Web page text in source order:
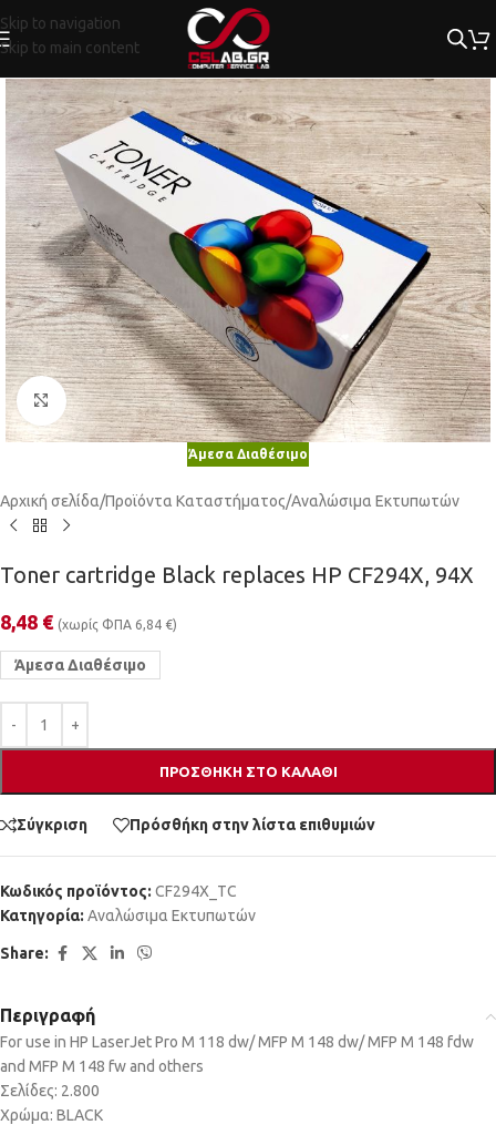
Skip to navigation
Skip to main content
Κλικ για μεγέθυνση
Άμεσα Διαθέσιμο
Αρχική σελίδα/Προϊόντα Καταστήματος/Αναλώσιμα Εκτυπωτών
Toner cartridge Black replaces HP CF294X, 94X
8,48 € (χωρίς ΦΠΑ 6,84 €)
Άμεσα Διαθέσιμο
ΠΡΟΣΘΉΚΗ ΣΤΟ ΚΑΛΆΘΙ
Σύγκριση Πρόσθήκη στην λίστα επιθυμιών
Κωδικός προϊόντος: CF294X_TC
Κατηγορία: Αναλώσιμα Εκτυπωτών
Share:
Περιγραφή
For use in HP LaserJet Pro M 118 dw/ MFP M 148 dw/ MFP M 148 fdw
and MFP M 148 fw and others
Σελίδες: 2.800
Χρώμα: BLACK